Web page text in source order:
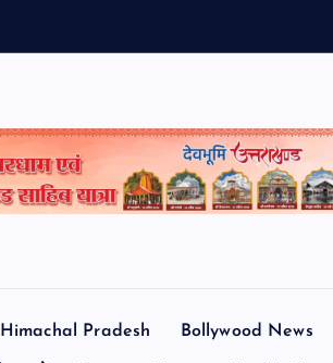
Himachal Pradesh Bollywood News